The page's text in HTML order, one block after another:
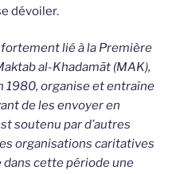
dévoiler.
fortement lié à la Première
al-Khadamāt (MAK),
1980, organise et entraîne
de les envoyer en
soutenu par d’autres
organisations caritatives
dans cette période une